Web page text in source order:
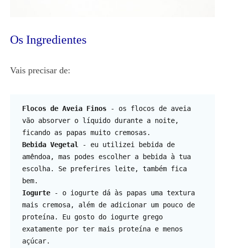
Os Ingredientes
Vais precisar de:
Flocos de Aveia Finos - os flocos de aveia
vão absorver o líquido durante a noite,
Bebida Vegetal
- eu utilizei bebida de
amêndoa, mas podes escolher a bebida à tua
escolha. Se preferires leite, também fica
Iogurte - o iogurte dá às papas uma textura
mais cremosa, além de adicionar um pouco de
proteína. Eu gosto do iogurte grego
exatamente por ter mais proteína e menos